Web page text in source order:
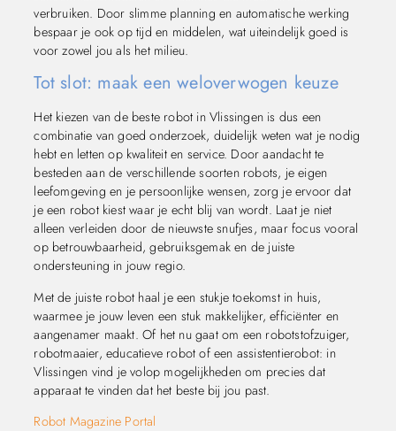
verbruiken. Door slimme planning en automatische werking
bespaar je ook op tijd en middelen, wat uiteindelijk goed is
voor zowel jou als het milieu.
Tot slot: maak een weloverwogen keuze
Het kiezen van de beste robot in Vlissingen is dus een
combinatie van goed onderzoek, duidelijk weten wat je nodig
hebt en letten op kwaliteit en service. Door aandacht te
besteden aan de verschillende soorten robots, je eigen
leefomgeving en je persoonlijke wensen, zorg je ervoor dat
je een robot kiest waar je echt blij van wordt. Laat je niet
alleen verleiden door de nieuwste snufjes, maar focus vooral
op betrouwbaarheid, gebruiksgemak en de juiste
ondersteuning in jouw regio.
Met de juiste robot haal je een stukje toekomst in huis,
waarmee je jouw leven een stuk makkelijker, efficiënter en
aangenamer maakt. Of het nu gaat om een robotstofzuiger,
robotmaaier, educatieve robot of een assistentierobot: in
Vlissingen vind je volop mogelijkheden om precies dat
apparaat te vinden dat het beste bij jou past.
Robot Magazine Portal